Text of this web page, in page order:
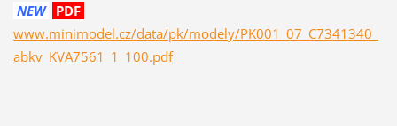
NEW PDF
www.minimodel.cz/data/pk/modely/PK001_07_C7341340_
abkv_KVA7561_1_100.pdf